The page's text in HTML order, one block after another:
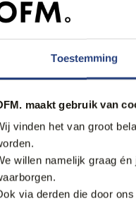
Toestemming
maakt gebruik van
vinden het van groot
willen namelijk graag
via derden die door